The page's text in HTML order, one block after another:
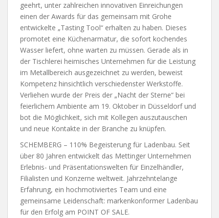
geehrt, unter zahlreichen innovativen Einreichungen
einen der Awards für das gemeinsam mit Grohe
entwickelte „Tasting Tool“ erhalten zu haben. Dieses
promotet eine Küchenarmatur, die sofort kochendes
Wasser liefert, ohne warten zu müssen. Gerade als in
der Tischlerei heimisches Unternehmen für die Leistung
im Metallbereich ausgezeichnet zu werden, beweist
Kompetenz hinsichtlich verschiedenster Werkstoffe.
Verliehen wurde der Preis der „Nacht der Sterne“ bei
feierlichem Ambiente am 19. Oktober in Düsseldorf und
bot die Möglichkeit, sich mit Kollegen auszutauschen
und neue Kontakte in der Branche zu knüpfen.
SCHEMBERG – 110% Begeisterung für Ladenbau. Seit
über 80 Jahren entwickelt das Mettinger Unternehmen
Erlebnis- und Präsentationswelten für Einzelhändler,
Filialisten und Konzerne weltweit. Jahrzehntelange
Erfahrung, ein hochmotiviertes Team und eine
gemeinsame Leidenschaft: markenkonformer Ladenbau
für den Erfolg am POINT OF SALE.